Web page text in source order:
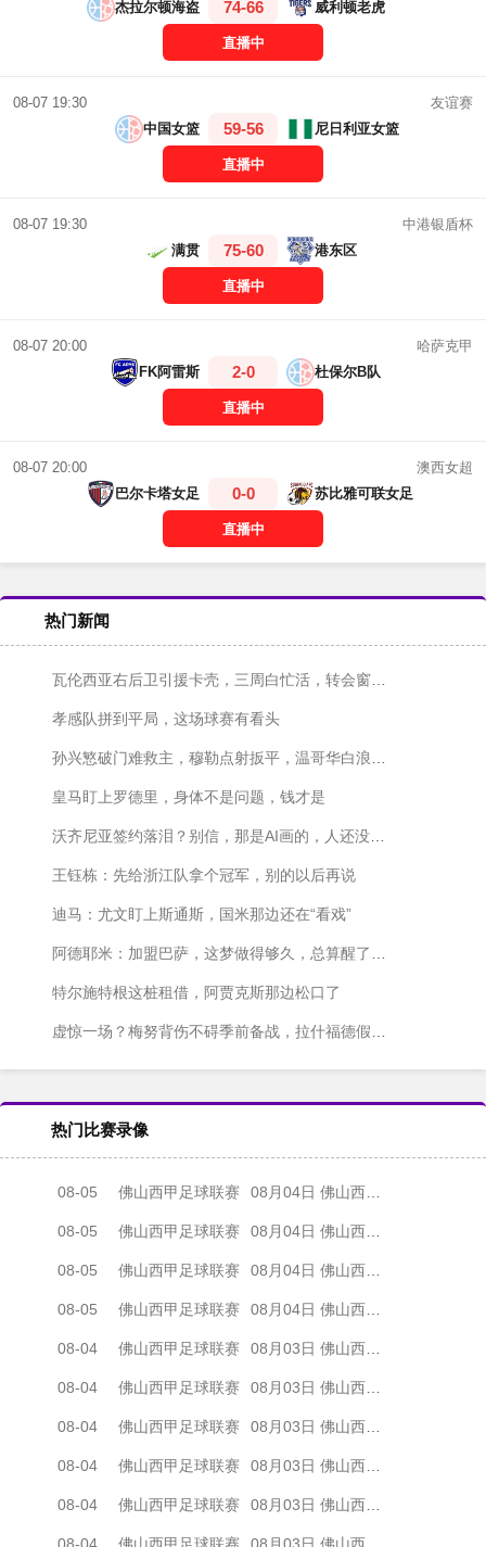
杰拉尔顿海盗
74-66 威利顿老虎
直播中
08-07 19:30
友谊赛
中国女篮
59-56 尼日利亚女篮
直播中
08-07 19:30
中港银盾杯
满贯
75-60 港东区
直播中
08-07 20:00
哈萨克甲
FK阿雷斯
2-0 杜保尔B队
直播中
08-07 20:00
澳西女超
巴尔卡塔女足
0-0 苏比雅可联女足
直播中
热门新闻
瓦伦西亚右后卫引援卡壳，三周白忙活，转会窗快关上了！
孝感队拼到平局，这场球赛有看头
孙兴慜破门难救主，穆勒点射扳平，温哥华白浪主场1-1战平洛杉矶
皇马盯上罗德里，身体不是问题，钱才是
沃齐尼亚签约落泪？别信，那是AI画的，人还没签字呢
王钰栋：先给浙江队拿个冠军，别的以后再说
迪马：尤文盯上斯通斯，国米那边还在“看戏”
阿德耶米：加盟巴萨，这梦做得够久，总算醒了？不对，是成了！
特尔施特根这桩租借，阿贾克斯那边松口了
虚惊一场？梅努背伤不碍季前备战，拉什福德假期结束也快归队了
热门比赛录像
08-05 佛山西甲足球联赛 08月04日 佛山西甲足球联赛32强淘汰赛 肇庆恒骏成 VS 三七互娱 全场录像
08-05 佛山西甲足球联赛 08月04日 佛山西甲足球联赛32强淘汰赛 广东西南建设 VS 香港圣徒 全场录像
08-05 佛山西甲足球联赛 08月04日 佛山西甲足球联赛32强淘汰赛 贪玩游戏 VS 美的薪火 全场录像
08-05 佛山西甲足球联赛 08月04日 佛山西甲足球联赛32强淘汰赛 藝品高國際 VS 湛江狂狼·粵辉能源 全场录像
08-04 佛山西甲足球联赛 08月03日 佛山西甲足球联赛32强淘汰赛 广东客家青年 VS 广州英华思力U17 全场录像
08-04 佛山西甲足球联赛 08月03日 佛山西甲足球联赛32强淘汰赛 广州求信 VS 顺德新青年 全场录像
08-04 佛山西甲足球联赛 08月03日 佛山西甲足球联赛32强淘汰赛 大塘控股 VS 茂名市点都得 全场录像
08-04 佛山西甲足球联赛 08月03日 佛山西甲足球联赛32强淘汰赛 广东凤铝 VS 湛江八部科技 全场录像
08-04 佛山西甲足球联赛 08月03日 佛山西甲足球联赛32强淘汰赛 广州蜀地红 VS 广州戴拿模 全场录像
08-04 佛山西甲足球联赛 08月03日 佛山西甲足球联赛32强淘汰赛 三水乐民兴健力宝 VS 中国澳门澳科精英 全场录像